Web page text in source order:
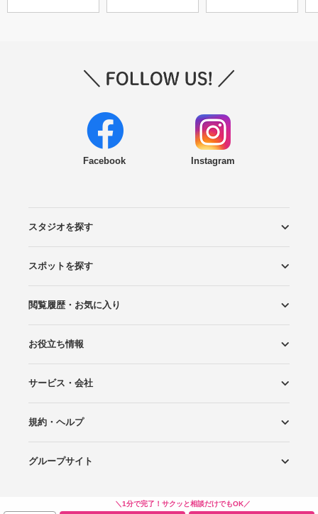
＼1分で完了！サクッと相談だけでもOK／
Facebook Instagram
スタジオを探す
エリアから探す
こだわりから探す
NEW PHOTO STYLE
プランから探す
フォトタイプ診断
フォトグラファーから探す
国内リゾートから探す
スポットを探す
ロケーションから探す
スタジオから探す
閲覧履歴・お気に入り
閲覧スタジオ
お気に入り
お役立ち情報
Wedding Photo マガジン
はじめてガイド
サービス・会社
Photoraitとは
スタジオの掲載について
お問い合わせ
運営会社
サイトマップ
規約・ヘルプ
プライバシーポリシー
利用規約
ヘルプ
グループサイト
Wedding Park 海外